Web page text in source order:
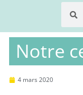
Notre
4 mars 2020